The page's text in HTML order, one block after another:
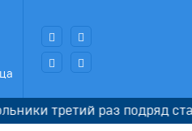
раз подряд стали